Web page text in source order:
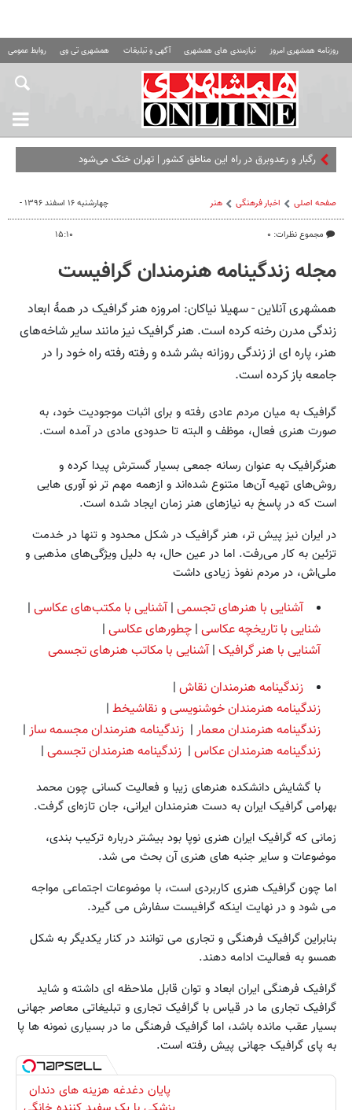
روزنامه همشهری امروز نیازمندی های همشهری آگهی و تبلیغات همشهری تی وی روابط عمومی
رگبار و رعدوبرق در راه این مناطق کشور | تهران خنک می‌شود
صفحه اصلی اخبار فرهنگی هنر
مجموع نظرات: ۰
چهارشنبه ۱۶ اسفند ۱۳۹۶ -
۱۵:۱۰
مجله زندگینامه هنرمندان گرافیست
همشهری آنلاین - سهیلا نیاکان: امروزه هنر گرافیک در همهٔ ابعاد
زندگی مدرن رخنه کرده‌ است. هنر گرافیک نیز مانند سایر شاخه‌های
هنر، پاره ای از زندگی روزانه بشر شده و رفته رفته راه خود را در
جامعه باز کرده است.
گرافیک به میان مردم عادی رفته و برای اثبات موجودیت خود، به
صورت هنری فعال، موظف و البته تا حدودی مادی در آمده است.
هنرگرافیک به عنوان رسانه جمعی بسیار گسترش پیدا کرده و
روش‌های تهیه آن‌ها متنوع شده‌اند و ازهمه مهم تر نو آوری هایی
است که در پاسخ به نیازهای هنر زمان ایجاد شده است.
در ایران نیز پیش تر، هنر گرافیک در شکل محدود و تنها در خدمت
تزئین به کار می‌رفت. اما در عین حال، به دلیل ویژگی‌های مذهبی و
ملی‌اش، در مردم نفوذ زیادی داشت
آشنایی با هنرهای تجسمی |آشنایی با مکتب‌های عکاسی |
شنایی با تاریخچه عکاسی | چطورهای عکاسی |
آشنایی با هنر گرافیک |آشنایی با مکاتب هنرهای تجسمی
زندگینامه هنرمندان نقاش |
زندگینامه هنرمندان خوشنویسی و نقاشیخط |
زندگینامه هنرمندان معمار | زندگینامه هنرمندان مجسمه ساز |
زندگینامه هنرمندان عکاس | زندگینامه هنرمندان تجسمی |
با گشایش دانشکده هنرهای زیبا و فعالیت کسانی چون محمد
بهرامی گرافیک ایران به دست هنرمندان ایرانی، جان تازه‌ای گرفت.
زمانی که گرافیک ایران هنری نوپا بود بیشتر درباره ترکیب بندی،
موضوعات و سایر جنبه های هنری آن بحث می شد.
اما چون گرافیک هنری کاربردی است، با موضوعات اجتماعی مواجه
می شود و در نهایت اینکه گرافیست سفارش می گیرد.
بنابراین گرافیک فرهنگی و تجاری می توانند در کنار یکدیگر به شکل
همسو به فعالیت ادامه دهند.
گرافیک فرهنگی ایران ابعاد و توان قابل ملاحظه ای داشته و شاید
گرافیک تجاری ما در قیاس با گرافیک تجاری و تبلیغاتی معاصر جهانی
بسیار عقب مانده باشد، اما گرافیک فرهنگی ما در بسیاری نمونه ها پا
به پای گرافیک جهانی پیش رفته است.
پایان دغدغه هزینه های دندان